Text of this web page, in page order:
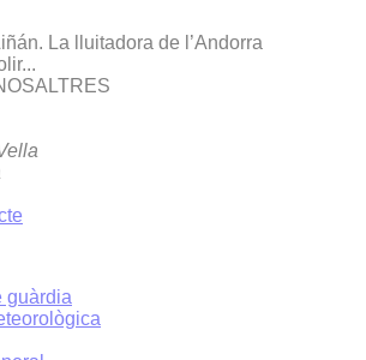
La lluitadora de l’Andorra
guàrdia